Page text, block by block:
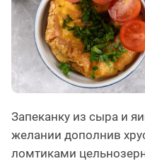
Запеканку из сыра и
желании дополнив
ломтиками